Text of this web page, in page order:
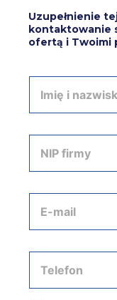
Uzupełnienie
kontaktowanie
ofertą i Twoimi
i
i
w
k
P
i
*
r
s
l